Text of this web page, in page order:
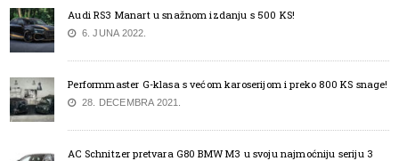
Audi RS3 Manart u snažnom izdanju s 500 KS!
6. JUNA 2022.
Performmaster G-klasa s većom karoserijom i preko 800 KS snage!
28. DECEMBRA 2021.
AC Schnitzer pretvara G80 BMW M3 u svoju najmoćniju seriju 3